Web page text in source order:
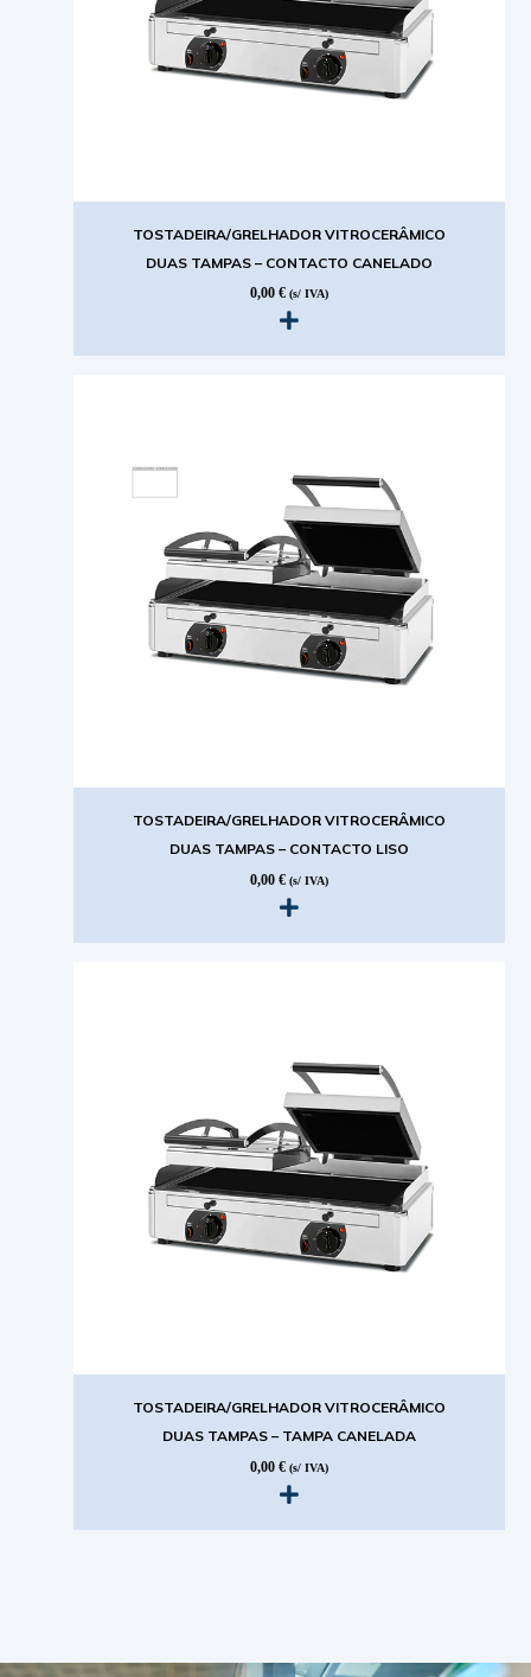
TOSTADEIRA/GRELHADOR VITROCERÂMICO
DUAS TAMPAS – CONTACTO CANELADO
0,00 € (s/ IVA)
TOSTADEIRA/GRELHADOR VITROCERÂMICO
DUAS TAMPAS – CONTACTO LISO
0,00 € (s/ IVA)
TOSTADEIRA/GRELHADOR VITROCERÂMICO
DUAS TAMPAS – TAMPA CANELADA
0,00 € (s/ IVA)